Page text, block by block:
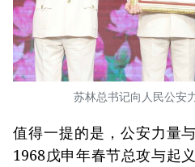
苏林总书记向人民公安
值得一提的是，公安力量
1968戊申年春节总攻与起